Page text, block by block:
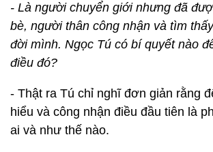
- Là người chuyển giới nhưng đã
bè, người thân công nhận và tìm
đời mình. Ngọc Tú có bí quyết nào
điều đó?
- Thật ra Tú chỉ nghĩ đơn giản rằng
hiểu và công nhận điều đầu tiên là
ai và như thế nào.